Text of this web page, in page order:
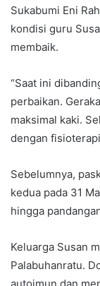
Sukabumi Eni
kondisi guru
membaik.
“Saat ini
perbaikan.
maksimal kaki.
dengan
Sebelumnya,
kedua pada 31
hingga
Keluarga Susan
Palabuhanratu.